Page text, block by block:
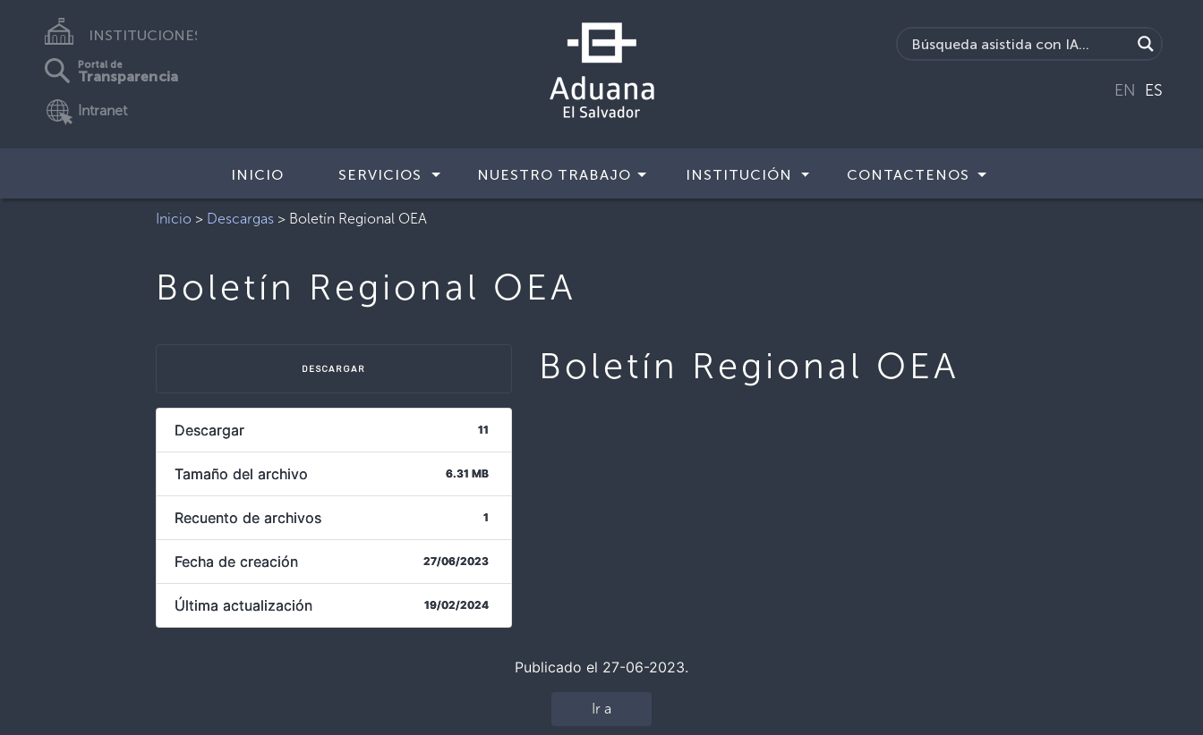
INSTITUCIONES
Portal de
Transparencia
Intranet
EN ES
INICIO SERVICIOS NUESTRO TRABAJO INSTITUCIÓN CONTACTENOS
Inicio > Descargas > Boletín Regional OEA
Boletín Regional OEA
DESCARGAR
Descargar 11
Tamaño del archivo 6.31 MB
Recuento de archivos 1
Fecha de creación 27/06/2023
Última actualización 19/02/2024
Boletín Regional OEA
Publicado el 27-06-2023.
Ir a